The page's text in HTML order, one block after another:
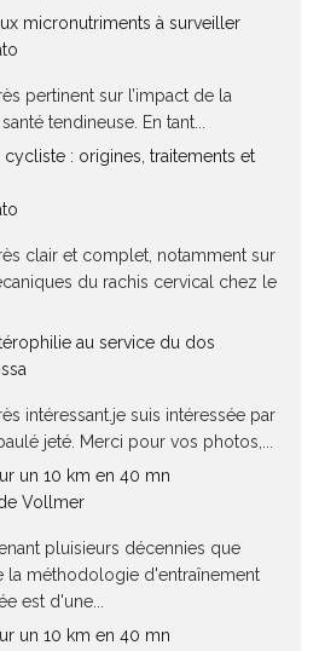
micronutriments à surveiller
pertinent sur l’impact de la
tendineuse. En tant...
: origines, traitements et
clair et complet, notamment sur
du rachis cervical chez le
au service du dos
intéressant.je suis intéressée par
jeté. Merci pour vos photos,...
un 10 km en 40 mn
Vollmer
pluisieurs décennies que
la méthodologie d'entraînement
est d'une...
un 10 km en 40 mn